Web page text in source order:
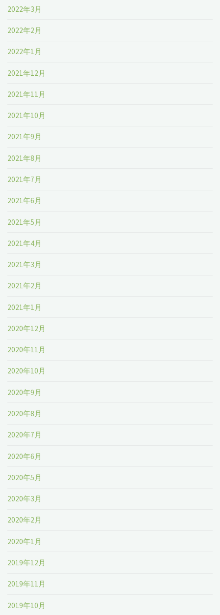
2022年3月
2022年2月
2022年1月
2021年12月
2021年11月
2021年10月
2021年9月
2021年8月
2021年7月
2021年6月
2021年5月
2021年4月
2021年3月
2021年2月
2021年1月
2020年12月
2020年11月
2020年10月
2020年9月
2020年8月
2020年7月
2020年6月
2020年5月
2020年3月
2020年2月
2020年1月
2019年12月
2019年11月
2019年10月